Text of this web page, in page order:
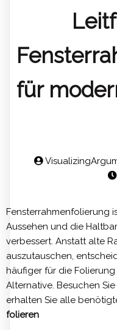
für
Fensterrahmenfolierung
Aussehen und die
verbessert. Anstatt alte
auszutauschen,
häufiger für die
Alternative. Besuchen
erhalten Sie alle
folieren